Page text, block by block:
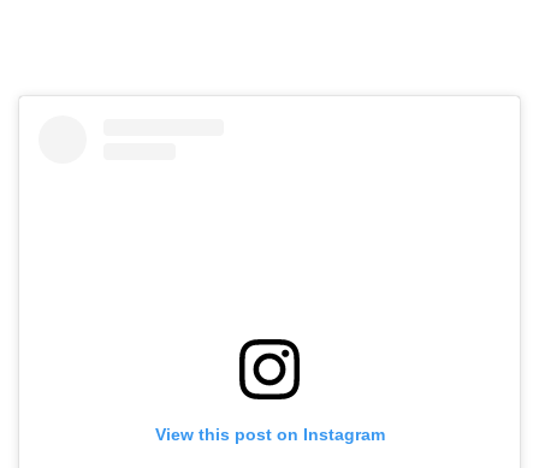
View this post on Instagram